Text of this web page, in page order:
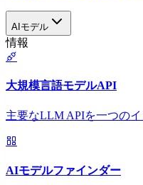
AIモデル
情報
大規模言語モデルAPI
主要なLLM APIを一つのイ
AIモデルファインダー